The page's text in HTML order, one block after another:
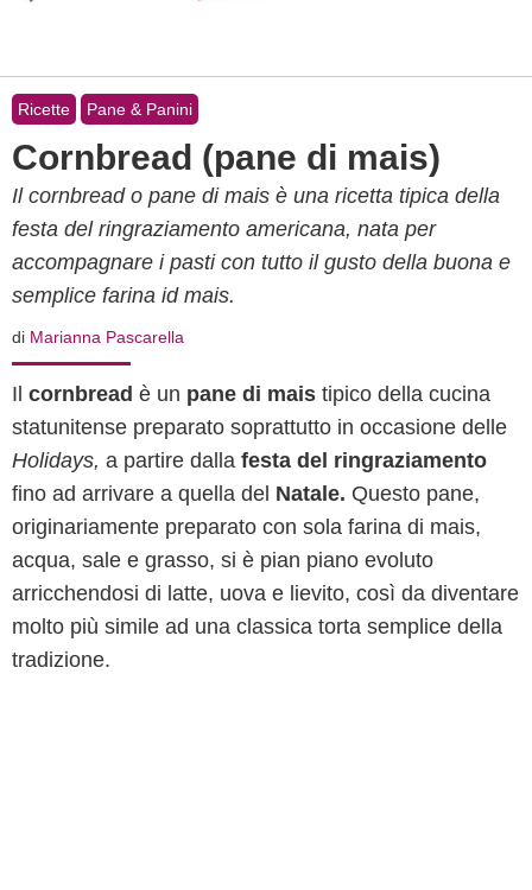
Ricette Pane & Panini
Cornbread (pane di mais)
Il cornbread o pane di mais è una ricetta tipica della
festa del ringraziamento americana, nata per
accompagnare i pasti con tutto il gusto della buona e
semplice farina id mais.
di Marianna Pascarella
Il cornbread è un pane di mais tipico della cucina
statunitense preparato soprattutto in occasione delle
Holidays, a partire dalla festa del ringraziamento
fino ad arrivare a quella del Natale. Questo pane,
originariamente preparato con sola farina di mais,
acqua, sale e grasso, si è pian piano evoluto
arricchendosi di latte, uova e lievito, così da diventare
molto più simile ad una classica torta semplice della
tradizione.